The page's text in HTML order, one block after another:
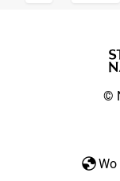
©